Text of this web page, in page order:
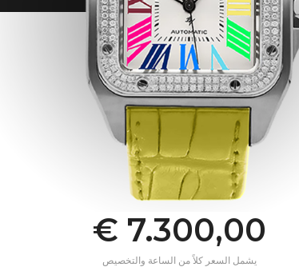
€ 7.300,00
يشمل السعر كلاً من الساعة والتخصيص